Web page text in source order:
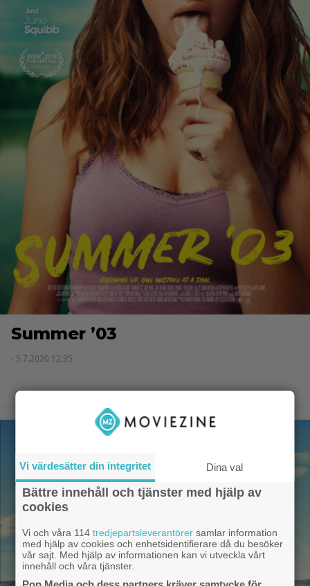
Summer ’03
- 5.7.2020 12:35
Vi värdesätter din integritet Dina val
Bättre innehåll och tjänster med hjälp av
cookies
Vi och våra 114tredjepartsleverantörer samlar information
med hjälp av cookies och enhetsidentifierare då du besöker
vår sajt. Med hjälp av informationen kan vi utveckla vårt
innehåll och våra tjänster.